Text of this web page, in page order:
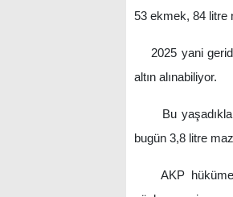
53 ekmek, 84 litre
2025 yani geride
altın alınabiliyor.
Bu
bugün 3,8 litre
AKP